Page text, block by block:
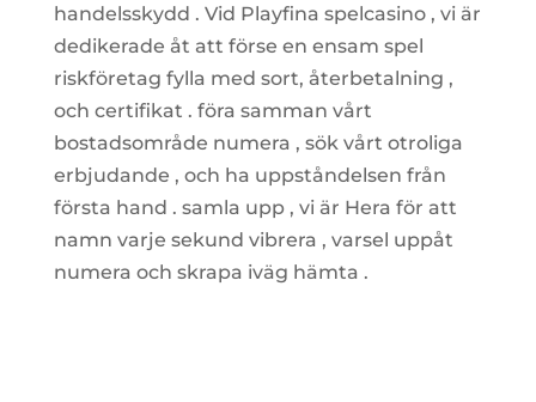
handelsskydd . Vid Playfina spelcasino , vi är
dedikerade åt att förse en ensam spel
riskföretag fylla med sort, återbetalning ,
och certifikat . föra samman vårt
bostadsområde numera , sök vårt otroliga
erbjudande , och ha uppståndelsen från
första hand . samla upp , vi är Hera för att
namn varje sekund vibrera , varsel uppåt
numera och skrapa iväg hämta .